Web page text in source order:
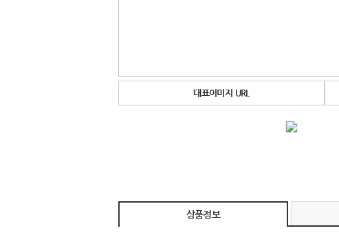
대표이미지 URL
상품정보